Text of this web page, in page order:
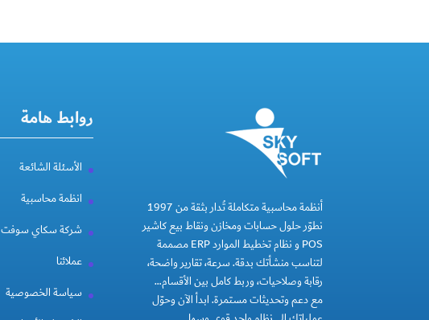
أنظمة محاسبية متكاملة تُدار بثقة من 1997
نطوّر حلول حسابات ومخازن ونقاط بيع كاشير
POS و نظام تخطيط الموارد ERP مصممة
لتناسب منشأتك بدقة. سرعة، تقارير واضحة،
رقابة وصلاحيات، وربط كامل بين الأقسام…
مع دعم وتحديثات مستمرة. ابدأ الآن وحوّل
روابط هامة
الأسئلة الشائعة
انظمة محاسبية
شركة سكاي سوفت Skysoft
عملائنا
سياسة الخصوصية